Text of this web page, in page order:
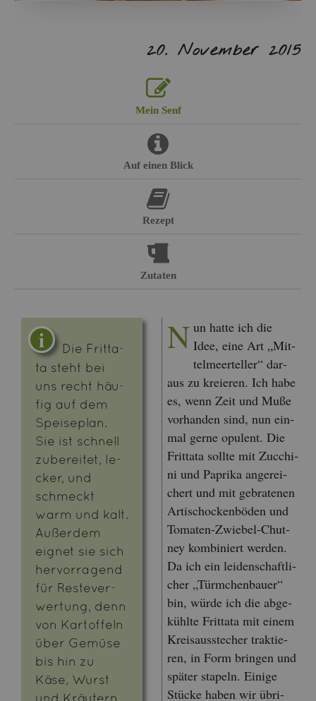
20. No­vem­ber 2015
Mein Senf
Auf einen Blick
Re­zept
Zu­ta­ten
Die Frit­t­a­
ta steht bei
uns recht häu­
fig auf dem
Spei­se­plan.
Sie ist schnell
zu­be­rei­tet, le­
cker, und
schmeckt
warm und kalt.
Au­ßer­dem
eig­net sie sich
her­vor­ra­gend
für Res­te­ver­
wer­tung, denn
von Kar­tof­feln
über Ge­mü­se
bis hin zu
Käse, Wurst
und Kräu­tern
N un hatte ich die
Idee, eine Art „Mit­
tel­meer­tel­ler“ dar­
aus zu kre­ieren. Ich habe
es, wenn Zeit und Muße
vor­han­den sind, nun ein­
mal gerne opu­lent. Die
Frit­t­a­ta soll­te mit Zuc­chi­
ni und Pa­pri­ka an­ge­rei­
chert und mit ge­bra­te­nen
Ar­ti­scho­cken­bö­den und
To­ma­ten-Zwie­bel-Chut­
ney kom­bi­niert wer­den.
Da ich ein lei­den­schaft­li­
cher „Türm­chen­bau­er“
bin, würde ich die ab­ge­
kühl­te Frit­t­a­ta mit einem
Kreis­aus­ste­cher trak­tie­
ren, in Form brin­gen und
spä­ter sta­peln. Ei­ni­ge
Stü­cke haben wir üb­ri­